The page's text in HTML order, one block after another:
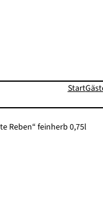
Start
Reben“ feinherb 0,75l